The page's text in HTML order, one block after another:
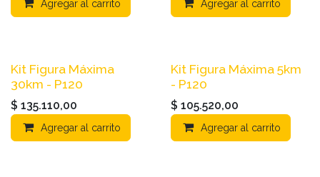
Agregar al carrito Agregar al carrito
Kit Figura Máxima
30km - P120
$ 135.110,00
Agregar al carrito
Kit Figura Máxima 5km
- P120
$ 105.520,00
Agregar al carrito